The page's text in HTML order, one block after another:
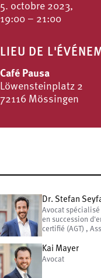
5. octobre 2023,
19:00 – 21:00
LIEU DE
Café Pausa
Löwensteinplatz 2
72116 Mössingen
Dr. Stefan
Avocat
en succession
certifié (AGT) ,
Kai Mayer
Avocat